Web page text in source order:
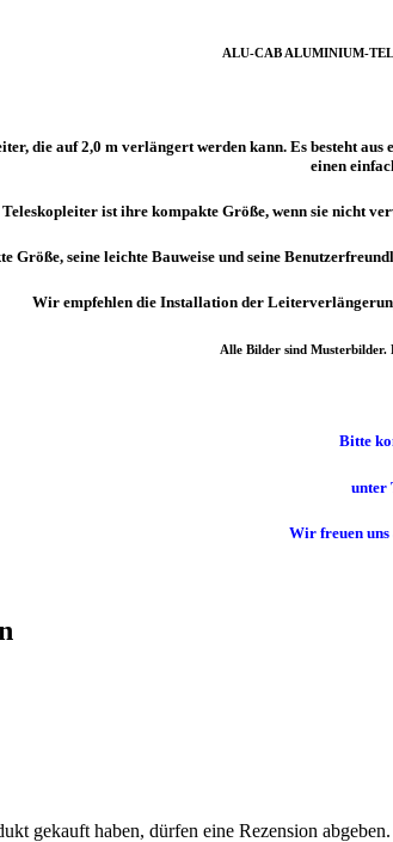
ALU-CAB ALUMINIUM-
die auf2,0 m verlängert werden kann. Es besteht
einen
ist ihre kompakte Größe, wenn sie nicht
Größe, seine leichte Bauweise und seine
Wir empfehlen die Installation der
Alle Bilder sind Musterbilder.
Bitte
unter
Wir freuen uns
gekauft haben, dürfen eine Rezension abgeben.